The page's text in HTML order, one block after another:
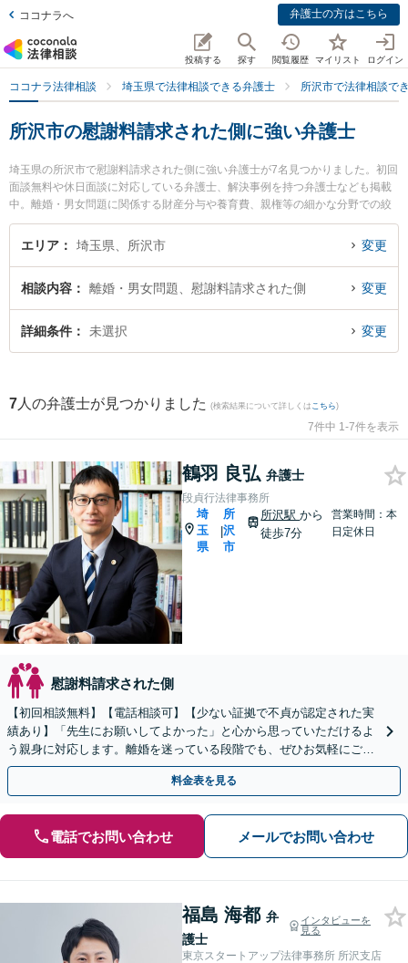
ココナラへ 弁護士の方はこちら
投稿する 探す 閲覧履歴 マイリスト ログイン
ココナラ法律相談 埼玉県で法律相談できる弁護士 所沢市で法律相談で
所沢市の慰謝料請求された側に強い弁護士
埼玉県の所沢市で慰謝料請求された側に強い弁護士が7名見つかりました。初回
面談無料や休日面談に対応している弁護士、解決事例を持つ弁護士なども掲載
中。離婚・男女問題に関係する財産分与や養育費、親権等の細かな分野での絞
り込み検索もでき便利です。特に段貞行法律事務所の鶴羽 良弘弁護士や東京ス
タートアップ法律事務所 所沢支店の福島 海都弁護士、弁護士法人アルファ総合
ラブルを今すぐに弁護士に相談したい』『慰謝料請求された側のトラブル解決
の実績豊富な近くの弁護士を検索したい』『初回相談無料で慰謝料請求された
側を法律相談できる所沢市内の弁護士に相談予約したい』などでお困りの相談
エリア 埼玉県、所沢市 変更
相談内容 離婚・男女問題、慰謝料請求された側 変更
詳細条件 未選択 変更
7 人の弁護士が見つかりました (検索結果について詳しくは こちら)
7件中 1-7件を表示
鶴羽 良弘 弁護士
段貞行法律事務所
埼
玉
県
|
所
沢
市
所沢駅から
徒歩7分
営業時間：本
日定休日
慰謝料請求された側
【初回相談無料】【電話相談可】【少ない証拠で不貞が認定された実
績あり】「先生にお願いしてよかった」と心から思っていただけるよ
う親身に対応します。離婚を迷っている段階でも、ぜひお気軽にご相
談ください。【子連れ相談可】【休日・夜間相談可】
料金表を見る
電話でお問い合わせ メールでお問い合わせ
福島 海都 弁
護士
インタビューを
見る
東京スタートアップ法律事務所 所沢支店